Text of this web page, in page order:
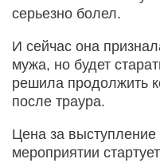
серьезно болел.
И сейчас она
мужа, но будет
решила продолжить
после траура.
Цена за
мероприятии